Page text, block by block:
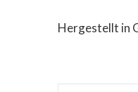
Hergestellt in